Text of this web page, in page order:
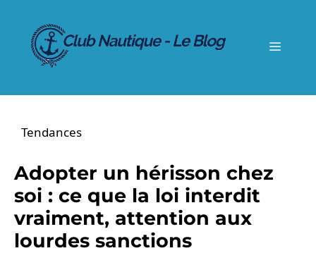
contenu
Menu
Tendances
Adopter un hérisson chez
soi : ce que la loi interdit
vraiment, attention aux
lourdes sanctions